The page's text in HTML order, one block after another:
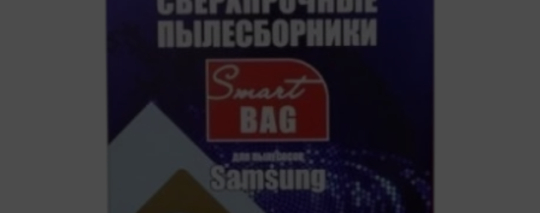
Красота и Уход
Аудиотехника для автомобилей